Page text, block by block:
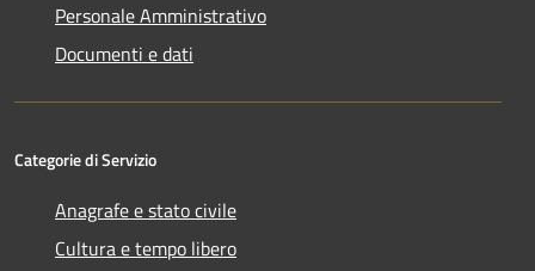
Personale Amministrativo
Documenti e dati
Categorie di Servizio
Anagrafe e stato civile
Cultura e tempo libero